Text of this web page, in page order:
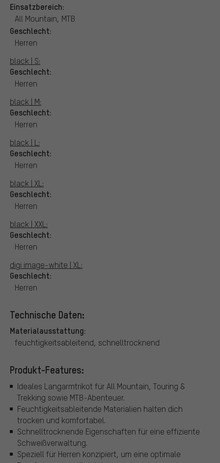
Einsatzbereich:
All Mountain, MTB
Geschlecht:
Herren
black | S:
Geschlecht:
Herren
black | M:
Geschlecht:
Herren
black | L:
Geschlecht:
Herren
black | XL:
Geschlecht:
Herren
black | XXL:
Geschlecht:
Herren
digi image-white | XL:
Geschlecht:
Herren
Technische Daten:
Materialausstattung:
feuchtigkeitsableitend, schnelltrocknend
Produkt-Features:
Ideales Langarmtrikot für All Mountain, Touring &
Trekking sowie MTB-Abenteuer.
Feuchtigkeitsableitende Materialien halten dich
trocken und komfortabel.
Schnelltrocknende Eigenschaften für eine effiziente
Schweißverwaltung.
Speziell für Herren konzipiert, um eine optimale